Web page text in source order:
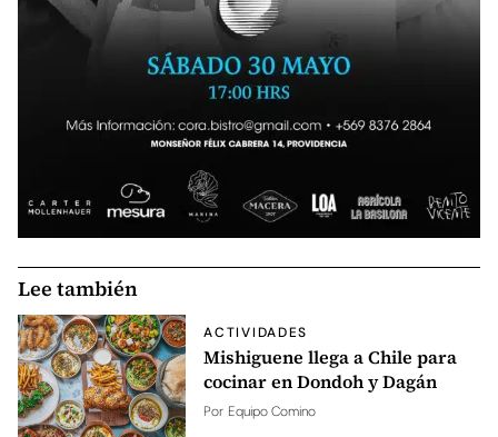
Lee también
ACTIVIDADES
Mishiguene llega a Chile para
cocinar en Dondoh y Dagán
Por Equipo Comino